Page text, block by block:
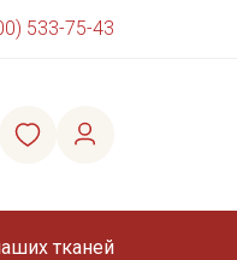
533-75-43
тканей